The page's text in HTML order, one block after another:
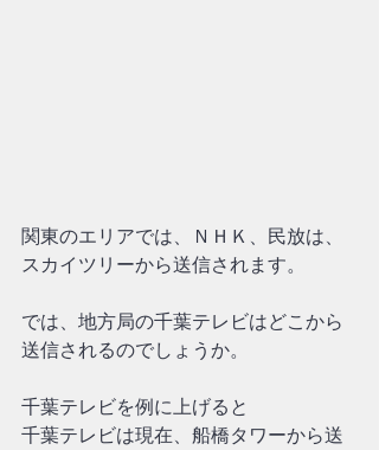
関東のエリアでは、ＮＨＫ、民放は、
スカイツリーから送信されます。
では、地方局の千葉テレビはどこから
送信されるのでしょうか。
千葉テレビを例に上げると
千葉テレビは現在、船橋タワーから送